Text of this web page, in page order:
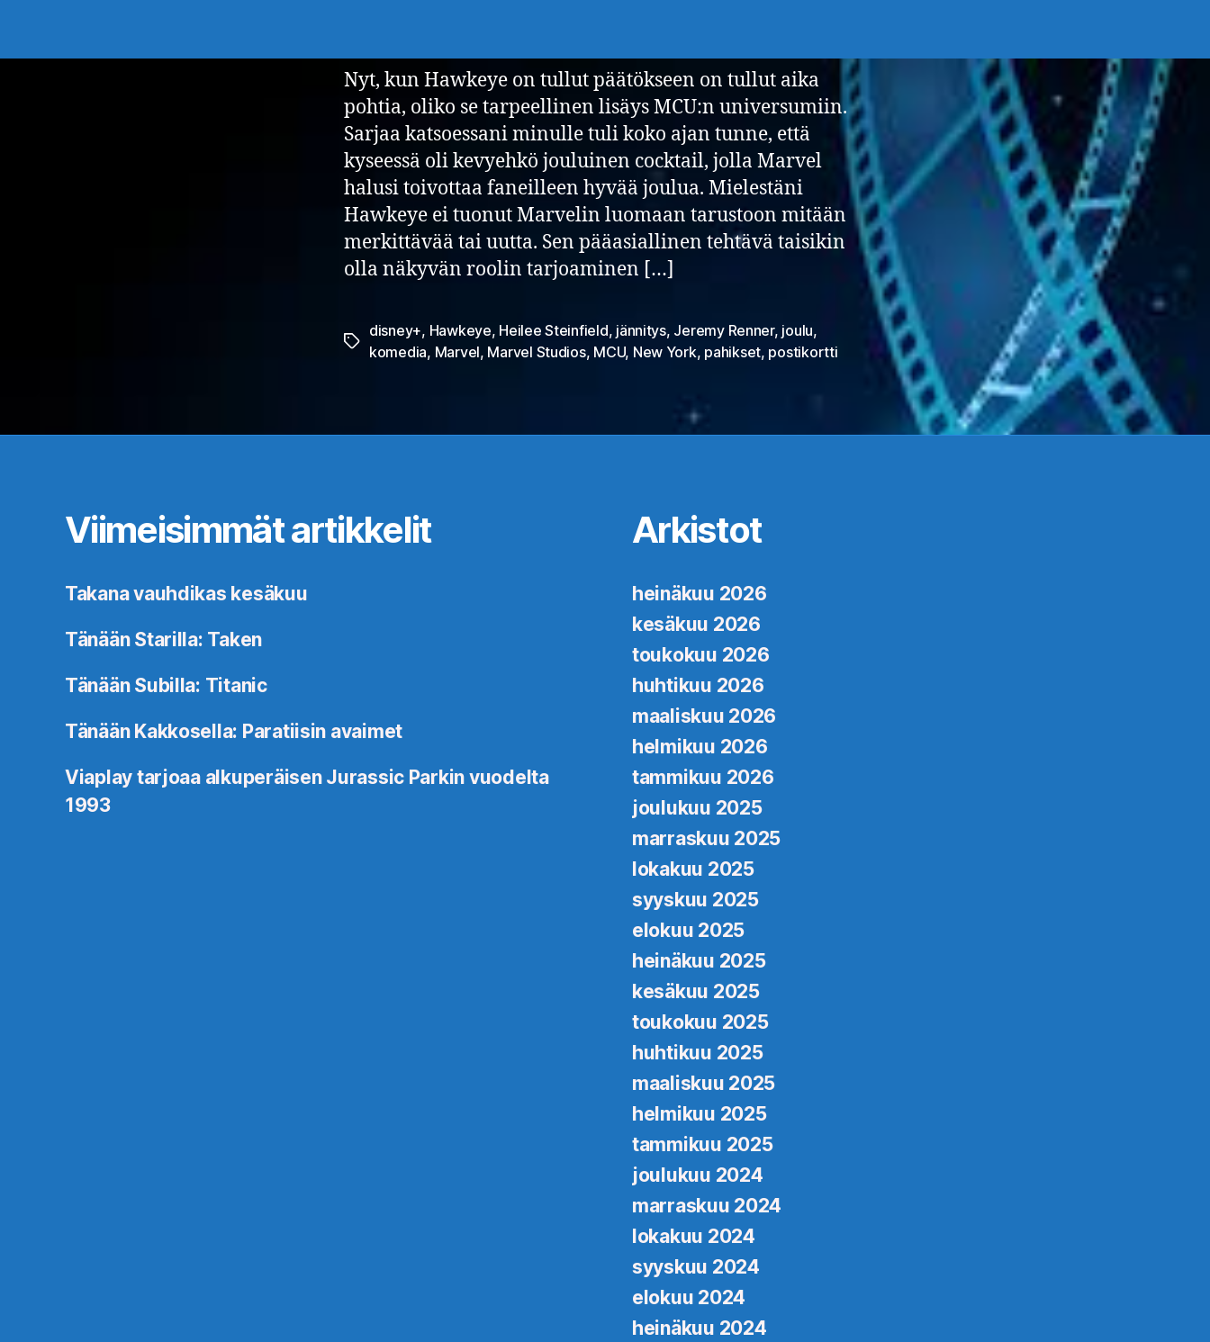
Nyt, kun Hawkeye on tullut päätökseen on tullut aika
pohtia, oliko se tarpeellinen lisäys MCU:n universumiin.
Sarjaa katsoessani minulle tuli koko ajan tunne, että
kyseessä oli kevyehkö jouluinen cocktail, jolla Marvel
halusi toivottaa faneilleen hyvää joulua. Mielestäni
Hawkeye ei tuonut Marvelin luomaan tarustoon mitään
merkittävää tai uutta. Sen pääasiallinen tehtävä taisikin
olla näkyvän roolin tarjoaminen […]
Avainsanat
disney+, Hawkeye, Heilee Steinfield, jännitys, Jeremy Renner, joulu,
komedia, Marvel, Marvel Studios, MCU, New York, pahikset, postikortti
Viimeisimmät artikkelit
Takana vauhdikas kesäkuu
Tänään Starilla: Taken
Tänään Subilla: Titanic
Tänään Kakkosella: Paratiisin avaimet
Viaplay tarjoaa alkuperäisen Jurassic Parkin vuodelta
1993
Arkistot
heinäkuu 2026
kesäkuu 2026
toukokuu 2026
huhtikuu 2026
maaliskuu 2026
helmikuu 2026
tammikuu 2026
joulukuu 2025
marraskuu 2025
lokakuu 2025
syyskuu 2025
elokuu 2025
heinäkuu 2025
kesäkuu 2025
toukokuu 2025
huhtikuu 2025
maaliskuu 2025
helmikuu 2025
tammikuu 2025
joulukuu 2024
marraskuu 2024
lokakuu 2024
syyskuu 2024
elokuu 2024
heinäkuu 2024